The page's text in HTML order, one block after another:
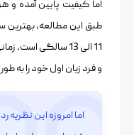
اما کیفیت پایین آمده
طبق این مطالعه،
11 الی 13 سالگی
و فرد زبان اول خود را به
اما امروزه این